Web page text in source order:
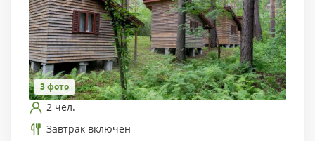
3 фото
2 чел.
Завтрак включен